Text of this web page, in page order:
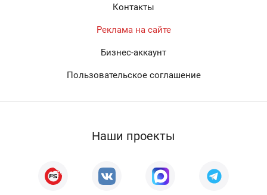
Контакты
Реклама на сайте
Бизнес-аккаунт
Пользовательское соглашение
Наши проекты